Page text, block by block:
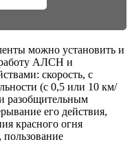
можно установить и
АЛСН и
скорость, с
(с 0,5 или 10 км/
разобщительным
его действия,
красного огня